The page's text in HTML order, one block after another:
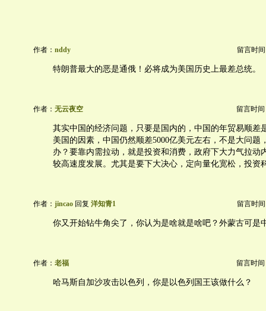
作者： nddy 留言时间
特朗普最大的恶是通俄！必将成为美国历史上最差总统。
作者： 无云夜空 留言时间
其实中国的经济问题，只要是国内的，中国的年贸易顺差
美国的因素，中国仍然顺差5000亿美元左右，不是大问题
办？要靠内需拉动，就是投资和消费，政府下大力气拉动
较高速度发展。尤其是要下大决心，定向量化宽松，投资
作者： jincao 回复 洋知青1 留言时间
你又开始钻牛角尖了，你认为是啥就是啥吧？外蒙古可是
作者： 老福 留言时间
哈马斯自加沙攻击以色列，你是以色列国王该做什么？